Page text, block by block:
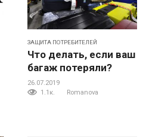
ЗАЩИТА ПОТРЕБИТЕЛЕЙ
Что делать, если ваш
багаж потеряли?
26.07.2019
1.1к.
Romanova